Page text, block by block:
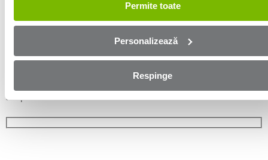
Permite toate
Personalizează
Respinge
Aplică online și bucură-te de
aprobare rapidă!
Ești mai aproape de mașina dorită! Completează
timp!